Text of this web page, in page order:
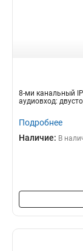
8-ми канальный
аудиовход:
Подробнее
Наличие: В